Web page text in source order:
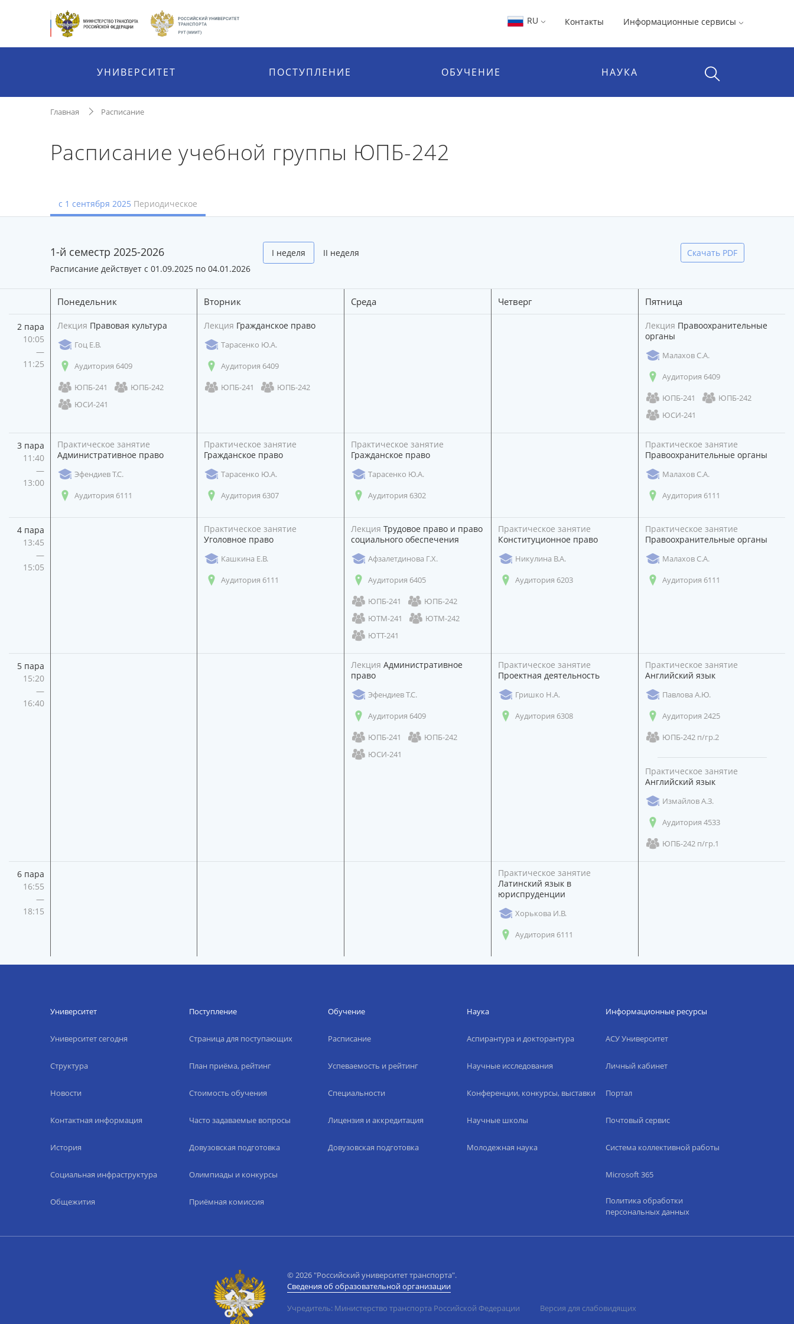
RU Контакты Информационные сервисы
УНИВЕРСИТЕТ ПОСТУПЛЕНИЕ ОБУЧЕНИЕ НАУКА
Главная Расписание
Расписание учебной группы ЮПБ-242
с 1 сентября 2025 Периодическое
1-й семестр 2025-2026
Расписание действует с 01.09.2025 по 04.01.2026
I неделя II неделя Скачать PDF
Понедельник Вторник Среда Четверг Пятница
2 пара
10:05
—
11:25
Лекция Правовая культура
Гоц Е.В.
Аудитория 6409
ЮПБ-241
ЮПБ-242
ЮСИ-241
Лекция Гражданское право
Тарасенко Ю.А.
Аудитория 6409
ЮПБ-241
ЮПБ-242
Лекция Правоохранительные
органы
Малахов С.А.
Аудитория 6409
ЮПБ-241
ЮПБ-242
ЮСИ-241
3 пара
11:40
—
13:00
Практическое занятие
Административное право
Эфендиев Т.С.
Аудитория 6111
Практическое занятие
Гражданское право
Тарасенко Ю.А.
Аудитория 6307
Практическое занятие
Гражданское право
Тарасенко Ю.А.
Аудитория 6302
Практическое занятие
Правоохранительные органы
Малахов С.А.
Аудитория 6111
4 пара
13:45
—
15:05
Практическое занятие
Уголовное право
Кашкина Е.В.
Аудитория 6111
Лекция Трудовое право и право
социального обеспечения
Афзалетдинова Г.Х.
Аудитория 6405
ЮПБ-241
ЮПБ-242
ЮТМ-241
ЮТМ-242
ЮТТ-241
Практическое занятие
Конституционное право
Никулина В.А.
Аудитория 6203
Практическое занятие
Правоохранительные органы
Малахов С.А.
Аудитория 6111
5 пара
15:20
—
16:40
Лекция Административное
право
Эфендиев Т.С.
Аудитория 6409
ЮПБ-241
ЮПБ-242
ЮСИ-241
Практическое занятие
Проектная деятельность
Гришко Н.А.
Аудитория 6308
Практическое занятие
Английский язык
Павлова А.Ю.
Аудитория 2425
ЮПБ-242 п/гр.2
Практическое занятие
Английский язык
Измайлов А.З.
Аудитория 4533
ЮПБ-242 п/гр.1
6 пара
16:55
—
18:15
Практическое занятие
Латинский язык в
юриспруденции
Хорькова И.В.
Аудитория 6111
Университет
Университет сегодня
Структура
Новости
Контактная информация
История
Социальная инфраструктура
Общежития
Поступление
Страница для поступающих
План приёма, рейтинг
Стоимость обучения
Часто задаваемые вопросы
Довузовская подготовка
Олимпиады и конкурсы
Приёмная комиссия
Обучение
Расписание
Успеваемость и рейтинг
Специальности
Лицензия и аккредитация
Довузовская подготовка
Наука
Аспирантура и докторантура
Научные исследования
Конференции, конкурсы, выставки
Научные школы
Молодежная наука
Информационные ресурсы
АСУ Университет
Личный кабинет
Портал
Почтовый сервис
Система коллективной работы
Microsoft 365
Политика обработки
персональных данных
© 2026 "Российский университет транспорта".
Сведения об образовательной организации
Учредитель: Министерство транспорта Российской Федерации Версия для слабовидящих